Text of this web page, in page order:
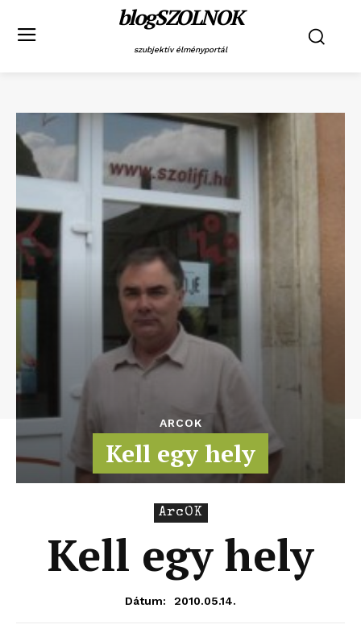
blogSZOLNOK
szubjektív élményportál
ARCOK
Kell egy hely
ArcOK
Kell egy hely
Dátum: 2010.05.14.